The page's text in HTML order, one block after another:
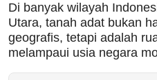
Di banyak wilayah
Utara, tanah adat bukan
geografis, tetapi adalah
melampaui usia negara